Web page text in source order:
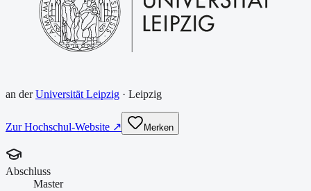
an derUniversität Leipzig · Leipzig
Zur Hochschul-Website ↗ Merken
Abschluss
Master